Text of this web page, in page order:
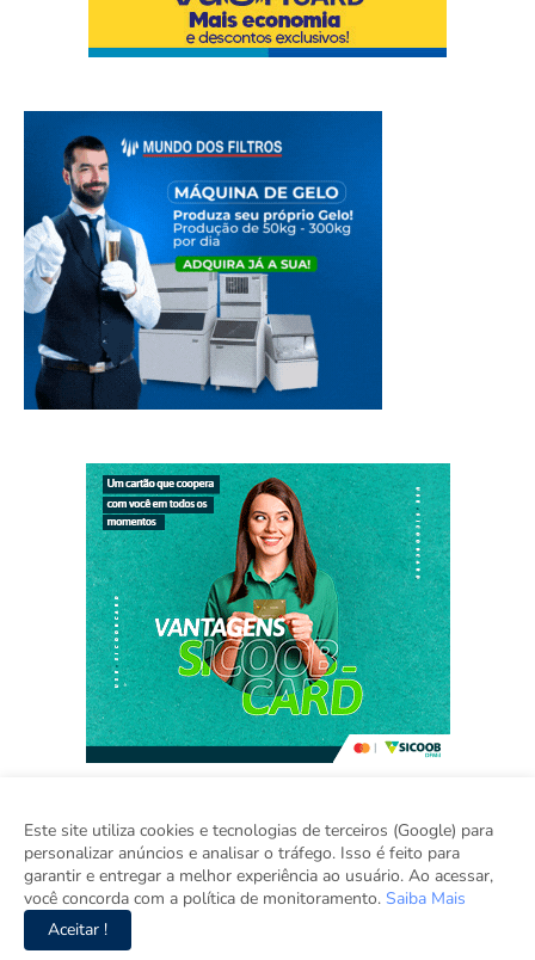
Home Sobre Contato
Sugestão de Pauta
Grupo Inova
Este site utiliza cookies e tecnologias de terceiros (Google) para
personalizar anúncios e analisar o tráfego. Isso é feito para
garantir e entregar a melhor experiência ao usuário. Ao acessar,
você concorda com a política de monitoramento. Saiba Mais
Aceitar !